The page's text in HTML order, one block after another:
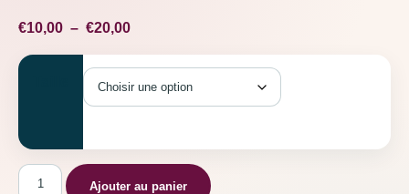
€10,00 – €20,00Plage de prix : €10,00 à €20,00
quantité de Poisson
Ajouter au panier